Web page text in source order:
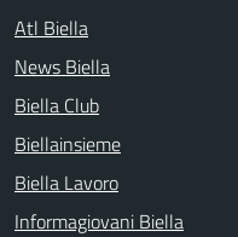
Atl Biella
News Biella
Biella Club
Biellainsieme
Biella Lavoro
Informagiovani Biella